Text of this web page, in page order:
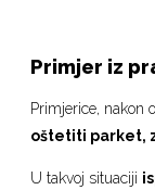
Primjer iz
Primjerice, nakon
oštetiti parket,
U takvoj situaciji